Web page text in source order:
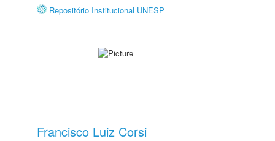
Repositório Institucional UNESP
Francisco Luiz Corsi